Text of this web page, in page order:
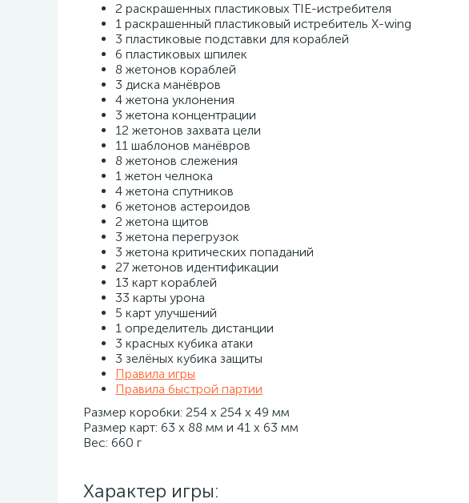
2 раскрашенных пластиковых TIE-истребителя
1 раскрашенный пластиковый истребитель X-wing
3 пластиковые подставки для кораблей
6 пластиковых шпилек
8 жетонов кораблей
3 диска манёвров
4 жетона уклонения
3 жетона концентрации
12 жетонов захвата цели
11 шаблонов манёвров
8 жетонов слежения
1 жетон челнока
4 жетона спутников
6 жетонов астероидов
2 жетона щитов
3 жетона перегрузок
3 жетона критических попаданий
27 жетонов идентификации
13 карт кораблей
33 карты урона
5 карт улучшений
1 определитель дистанции
3 красных кубика атаки
3 зелёных кубика защиты
Правила игры
Правила быстрой партии
Размер коробки: 254 х 254 х 49 мм
Размер карт: 63 х 88 мм и 41 х 63 мм
Вес: 660 г
Характер игры: